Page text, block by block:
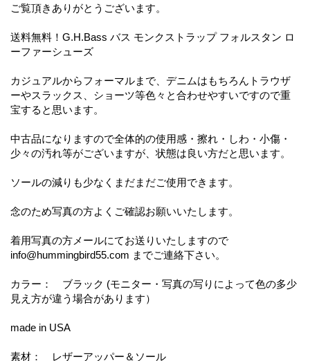
ご覧頂きありがとうございます。
送料無料！G.H.Bass バス モンクストラップ フォルスタン ロ
ーファーシューズ
カジュアルからフォーマルまで、デニムはもちろんトラウザ
ーやスラックス、ショーツ等色々と合わせやすいですので重
宝すると思います。
中古品になりますので全体的の使用感・擦れ・しわ・小傷・
少々の汚れ等がございますが、状態は良い方だと思います。
ソールの減りも少なくまだまだご使用できます。
念のため写真の方よくご確認お願いいたします。
着用写真の方メールにてお送りいたしますので
info@hummingbird55.com までご連絡下さい。
カラー： ブラック (モニター・写真の写りによって色の多少
見え方が違う場合があります）
made in USA
素材： レザーアッパー＆ソール